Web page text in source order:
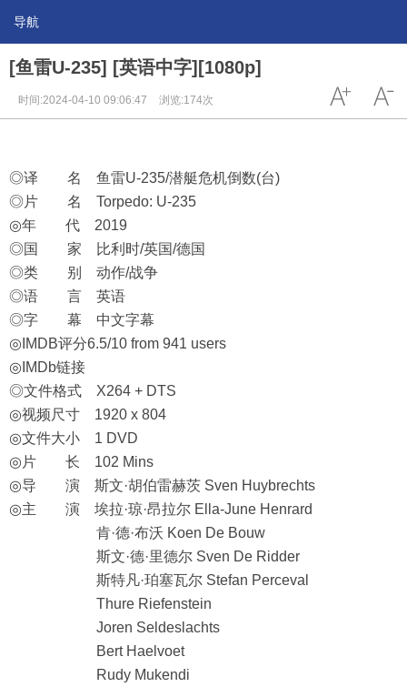
导航
[鱼雷U-235] [英语中字][1080p]
时间:2024-04-10 09:06:47 浏览:174次
◎译 名 鱼雷U-235/潜艇危机倒数(台)
◎片 名 Torpedo: U-235
◎年 代 2019
◎国 家 比利时/英国/德国
◎类 别 动作/战争
◎语 言 英语
◎字 幕 中文字幕
◎IMDB评分6.5/10 from 941 users
◎IMDb链接
◎文件格式 X264 + DTS
◎视频尺寸 1920 x 804
◎文件大小 1 DVD
◎片 长 102 Mins
◎导 演 斯文·胡伯雷赫茨 Sven Huybrechts
◎主 演 埃拉·琼·昂拉尔 Ella-June Henrard
肯·德·布沃 Koen De Bouw
斯文·德·里德尔 Sven De Ridder
斯特凡·珀塞瓦尔 Stefan Perceval
Thure Riefenstein
Joren Seldeslachts
Bert Haelvoet
Rudy Mukendi